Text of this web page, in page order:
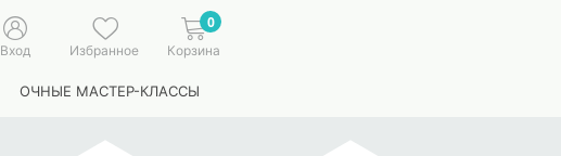
Вход Избранное
0
Корзина
ОЧНЫЕ МАСТЕР-КЛАССЫ